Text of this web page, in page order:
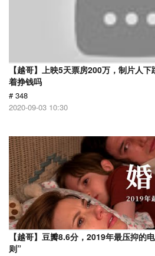
【越哥】上映5天票房200万，制片人
着挣钱吗
# 348
2020-09-03 10:30
【越哥】豆瓣8.6分，2019年最压抑的
则”